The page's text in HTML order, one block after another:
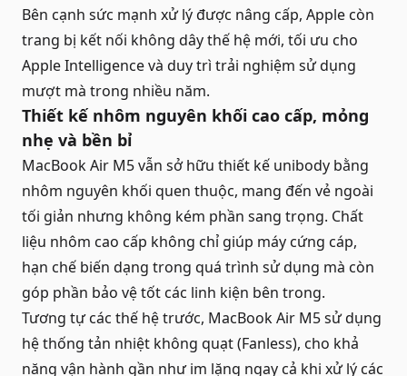
Bên cạnh sức mạnh xử lý được nâng cấp, Apple còn
trang bị kết nối không dây thế hệ mới, tối ưu cho
Apple Intelligence và duy trì trải nghiệm sử dụng
mượt mà trong nhiều năm.
Thiết kế nhôm nguyên khối cao cấp, mỏng
nhẹ và bền bỉ
MacBook Air M5 vẫn sở hữu thiết kế unibody bằng
nhôm nguyên khối quen thuộc, mang đến vẻ ngoài
tối giản nhưng không kém phần sang trọng. Chất
liệu nhôm cao cấp không chỉ giúp máy cứng cáp,
hạn chế biến dạng trong quá trình sử dụng mà còn
góp phần bảo vệ tốt các linh kiện bên trong.
Tương tự các thế hệ trước, MacBook Air M5 sử dụng
hệ thống tản nhiệt không quạt (Fanless), cho khả
năng vận hành gần như im lặng ngay cả khi xử lý các